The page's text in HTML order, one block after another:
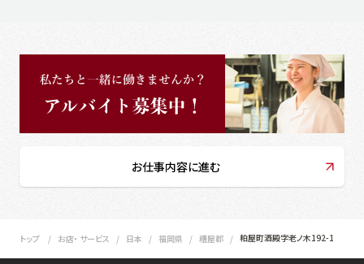
お仕事内容に進む
トップ お店・ サービス 日本 福岡県 糟屋郡 粕屋町酒殿字老ノ木192-1